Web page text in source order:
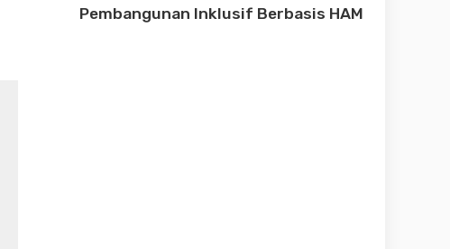
Pembangunan Inklusif Berbasis HAM